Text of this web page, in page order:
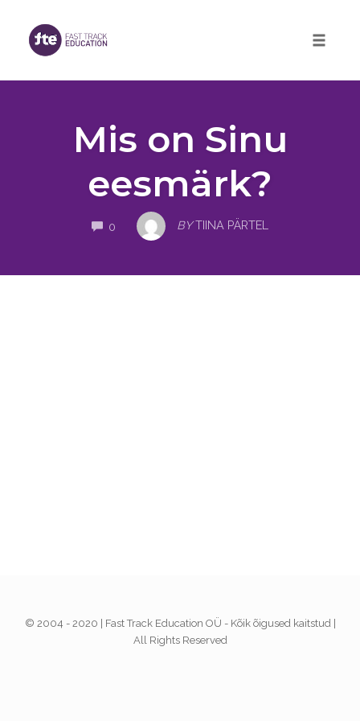
content
Mis on Sinu
eesmärk?
0 COMMENTSBY TIINA PÄRTEL
© 2004 - 2020 | Fast Track Education OÜ - Kõik õigused kaitstud |
All Rights Reserved